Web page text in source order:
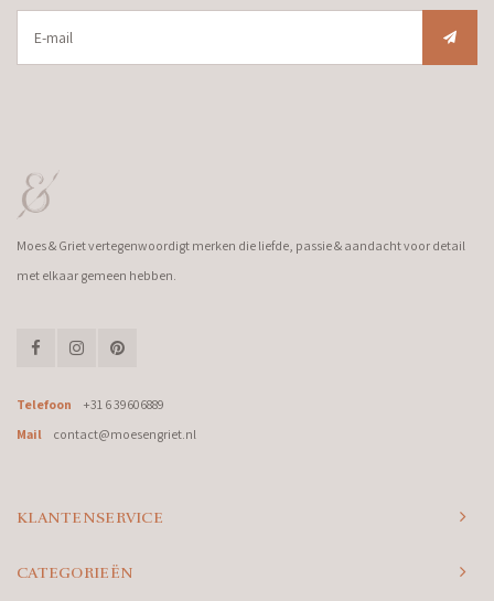
Moes & Griet vertegenwoordigt merken die liefde, passie & aandacht voor detail
met elkaar gemeen hebben.
Telefoon
+31 6 39606889
Mail
contact@moesengriet.nl
KLANTENSERVICE
CATEGORIEËN